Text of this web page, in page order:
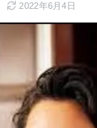
2022年6月4日